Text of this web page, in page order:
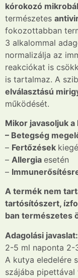
kórokozó
természetes
fokozottabban
3 alkalommal
normalizálja az
reakciókat is
is tartalmaz. A
elválasztású
működését.
Mikor javasoljuk a
– Betegség
– Fertőzések
– Allergia esetén
–
A termék nem
tartósítószert,
ban természetes
Adagolási javaslat:
2-5 ml naponta 2-
A kutya eledelére
szájába